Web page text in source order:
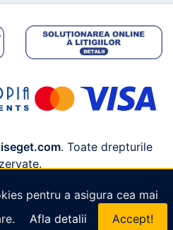
pentru a asigura cea mai
Afla detalii Accept!
. Toate drepturile